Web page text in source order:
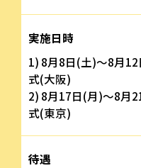
実施日時
1) 8月8日(土)～8月
式(大阪)
2) 8月17日(月)～8月
式(東京)
待遇